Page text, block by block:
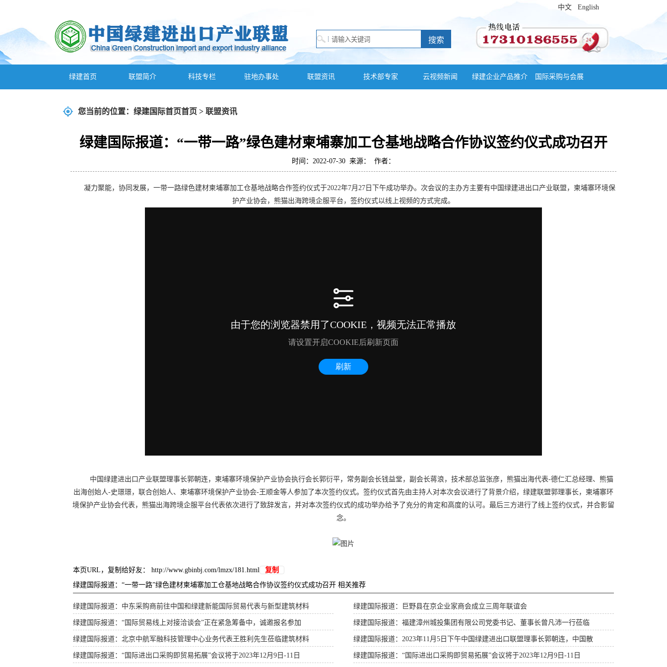
中文 English
绿建首页 联盟简介 科技专栏 驻地办事处 联盟资讯 技术部专家 云视频新闻 绿建企业产品推介 国际采购与会展
您当前的位置： 绿建国际首页首页 > 联盟资讯
绿建国际报道：“一带一路”绿色建材柬埔寨加工仓基地战略合作协议签约仪式成功召开
时间：2022-07-30 来源： 作者：
凝力聚能，协同发展，一带一路绿色建材柬埔寨加工仓基地战略合作签约仪式于2022年7月27日下午成功举办。次会议的主办方主要有中国绿建进出口产业联盟，柬埔寨环境保
护产业协会，熊猫出海跨境企服平台，签约仪式以线上视频的方式完成。
中国绿建进出口产业联盟理事长郭朝连，柬埔寨环境保护产业协会执行会长郭衍平，常务副会长钱益堂，副会长蒋浪，技术部总监张彦，熊猫出海代表-德仁汇总经理、熊猫
出海创始人-史璟璟，联合创始人、柬埔寨环境保护产业协会-王顺金等人参加了本次签约仪式。签约仪式首先由主持人对本次会议进行了背景介绍，绿建联盟郭理事长，柬埔寨环
境保护产业协会代表，熊猫出海跨境企服平台代表依次进行了致辞发言，并对本次签约仪式的成功举办给予了充分的肯定和高度的认可。最后三方进行了线上签约仪式，并合影留
念。
本页URL，复制给好友： http://www.gbinbj.com/lmzx/181.html
复制
绿建国际报道：“一带一路”绿色建材柬埔寨加工仓基地战略合作协议签约仪式成功召开 相关推荐
绿建国际报道：中东采购商前往中国和绿建新能国际贸易代表与新型建筑材料 绿建国际报道：巨野县在京企业家商会成立三周年联谊会
绿建国际报道：“国际贸易线上对接洽谈会”正在紧急筹备中，诚邀报名参加 绿建国际报道：福建漳州城投集团有限公司党委书记、董事长曾凡沛一行莅临
绿建国际报道：北京中航军融科技管理中心业务代表王胜利先生莅临建筑材料 绿建国际报道：2023年11月5日下午中国绿建进出口联盟理事长郭朝连，中国散
绿建国际报道：“国际进出口采购即贸易拓展”会议将于2023年12月9日-11日 绿建国际报道：“国际进出口采购即贸易拓展”会议将于2023年12月9日-11日